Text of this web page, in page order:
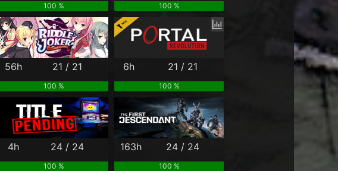
100 % 100 %
56h 21 / 21
100 %
6h 21 / 21
100 %
4h 24 / 24
100 %
163h 24 / 24
100 %